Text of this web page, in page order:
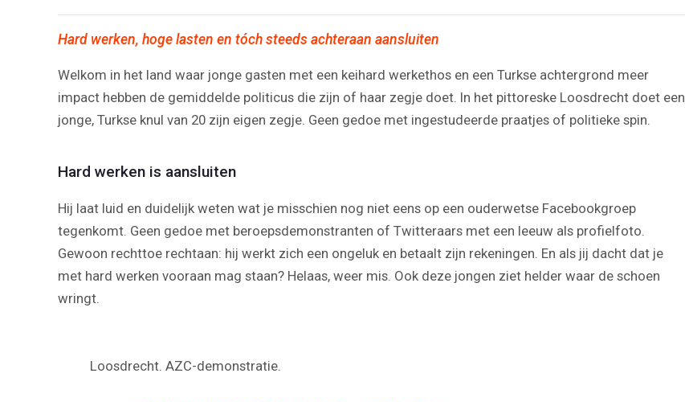
Hard werken, hoge lasten en tóch steeds achteraan aansluiten
Welkom in het land waar jonge gasten met een keihard werkethos en een Turkse achtergrond meer
impact hebben de gemiddelde politicus die zijn of haar zegje doet. In het pittoreske Loosdrecht doet een
jonge, Turkse knul van 20 zijn eigen zegje. Geen gedoe met ingestudeerde praatjes of politieke spin.
Hard werken is aansluiten
Hij laat luid en duidelijk weten wat je misschien nog niet eens op een ouderwetse Facebookgroep
tegenkomt. Geen gedoe met beroepsdemonstranten of Twitteraars met een leeuw als profielfoto.
Gewoon rechttoe rechtaan: hij werkt zich een ongeluk en betaalt zijn rekeningen. En als jij dacht dat je
met hard werken vooraan mag staan? Helaas, weer mis. Ook deze jongen ziet helder waar de schoen
wringt.
Loosdrecht. AZC-demonstratie.